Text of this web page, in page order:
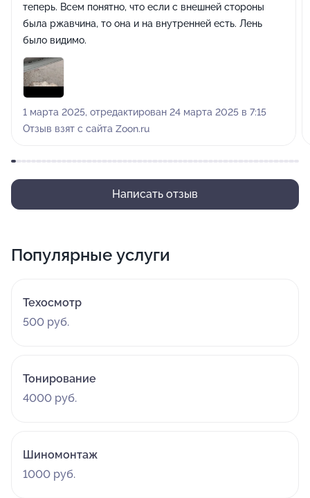
теперь. Всем понятно, что если с внешней стороны
была ржавчина, то она и на внутренней есть. Лень
было видимо.
1 марта 2025, отредактирован 24 марта 2025 в 7:15
Отзыв взят с сайта Zoon.ru
Написать отзыв
Популярные услуги
Техосмотр
500 руб.
Тонирование
4000 руб.
Шиномонтаж
1000 руб.